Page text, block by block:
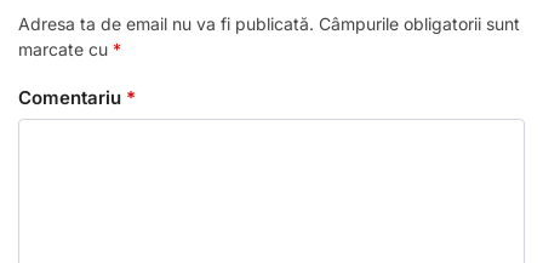
Adresa ta de email nu va fi publicată. Câmpurile obligatorii sunt
marcate cu *
Comentariu *